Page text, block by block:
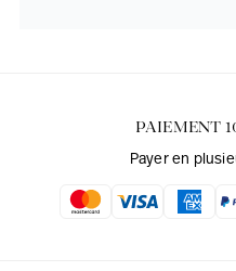
PAIEMENT
Payer en